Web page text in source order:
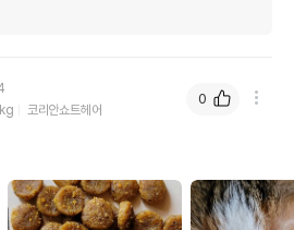
코리안쇼트헤어
0